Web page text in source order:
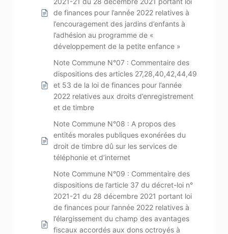
de finances pour l’année 2022 relatives à
l’encouragement des jardins d’enfants à
l’adhésion au programme de «
développement de la petite enfance »
Note Commune N°07 : Commentaire des
dispositions des articles 27,28,40,42,44,49
et 53 de la loi de finances pour l’année
2022 relatives aux droits d’enregistrement
et de timbre
Note Commune N°08 : A propos des
entités morales publiques exonérées du
droit de timbre dû sur les services de
téléphonie et d’internet
Note Commune N°09 : Commentaire des
dispositions de l’article 37 du décret-loi n°
2021-21 du 28 décembre 2021 portant loi
de finances pour l’année 2022 relatives à
l’élargissement du champ des avantages
fiscaux accordés aux dons octroyés à